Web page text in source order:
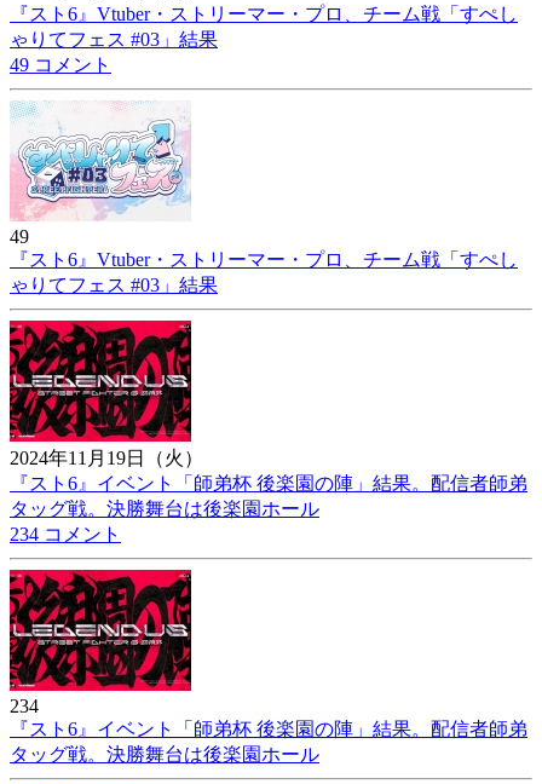
『スト6』Vtuber・ストリーマー・プロ、チーム戦「すぺし
ゃりてフェス #03」結果
49 コメント
49
『スト6』Vtuber・ストリーマー・プロ、チーム戦「すぺし
ゃりてフェス #03」結果
2024年11月19日（火）
『スト6』イベント「師弟杯 後楽園の陣」結果。配信者師弟
タッグ戦。決勝舞台は後楽園ホール
234 コメント
234
『スト6』イベント「師弟杯 後楽園の陣」結果。配信者師弟
タッグ戦。決勝舞台は後楽園ホール